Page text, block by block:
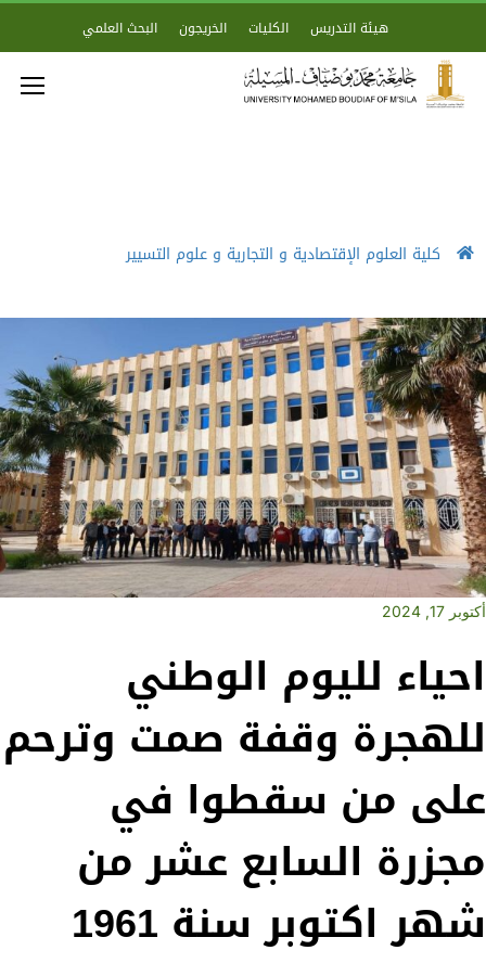
هيئة التدريس الكليات الخريجون البحث العلمي
كلية العلوم الإقتصادية و التجارية و علوم التسيير
أكتوبر 17, 2024
احياء لليوم الوطني
للهجرة وقفة صمت وترحم
على من سقطوا في
مجزرة السابع عشر من
شهر اكتوبر سنة 1961